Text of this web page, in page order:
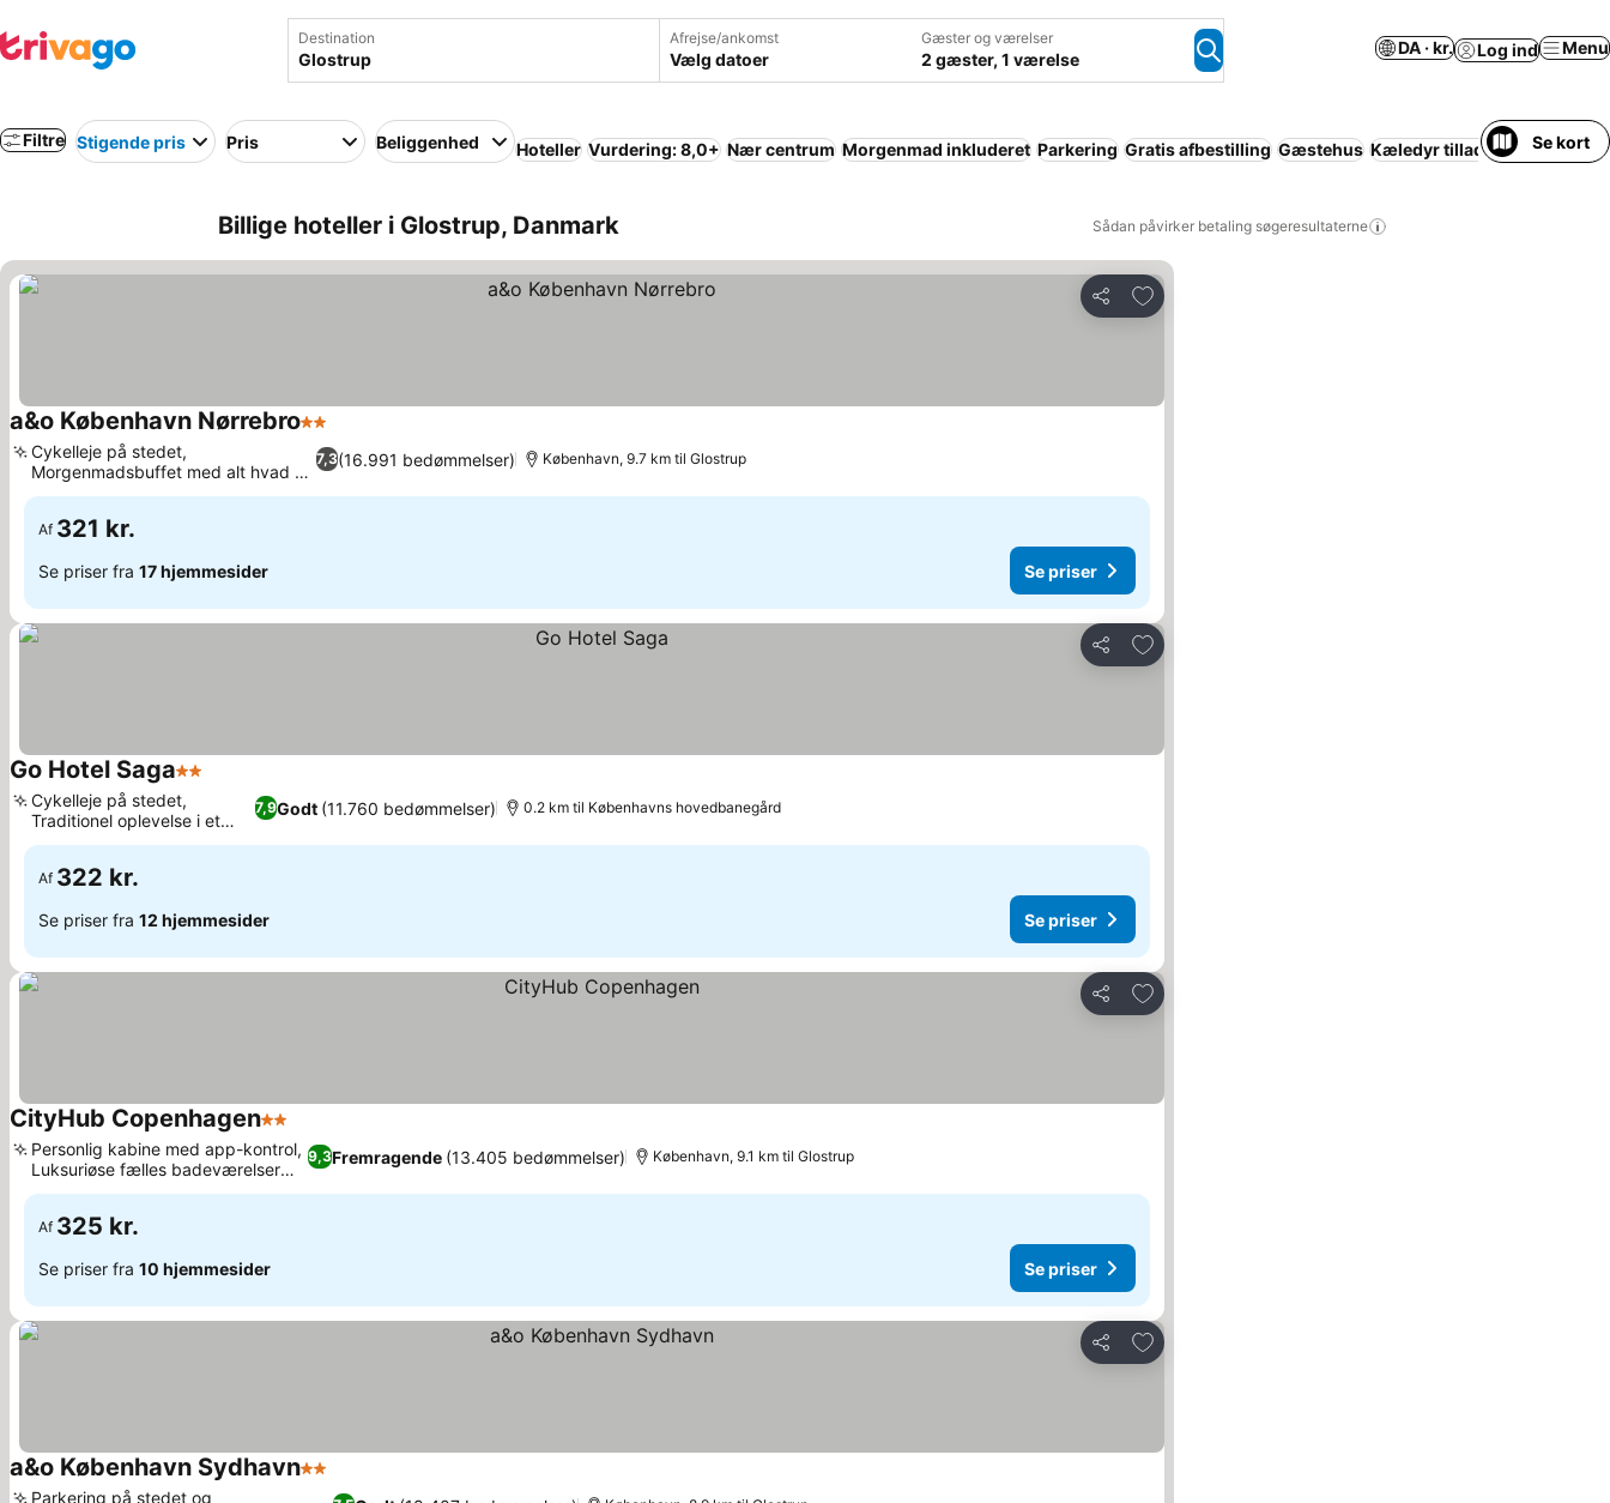
Destination Afrejse/ankomst
Vælg datoer
Gæster og værelser
2 gæster, 1 værelse
DA · kr. Log ind Menu
Filtre Stigende pris Pris Beliggenhed Hoteller Vurdering: 8,0+ Nær centrum Morgenmad inkluderet Parkering Gratis afbestilling Gæstehus Kæledyr tilladt Se kort
Billige hoteller i Glostrup, Danmark Sådan påvirker betaling søgeresultaterne
Del
Føj til favoritter
a&o København Nørrebro2 Stjerner
7,3(16.991 bedømmelser)
Cykelleje på stedet,
Morgenmadsbuffet med alt hvad du
kan spise
København, 9.7 km til Glostrup
Af 321 kr.
Se priser fra 17 hjemmesider Se priser
Del
Føj til favoritter
Go Hotel Saga2 Stjerner
7,9Godt (11.760 bedømmelser)
Cykelleje på stedet,
Traditionel oplevelse i et
byhus
0.2 km til Københavns hovedbanegård
Af 322 kr.
Se priser fra 12 hjemmesider Se priser
Del
Føj til favoritter
CityHub Copenhagen2 Stjerner
9,3Fremragende (13.405 bedømmelser)
Personlig kabine med app-kontrol,
Luksuriøse fælles badeværelser
med sauna
København, 9.1 km til Glostrup
Af 325 kr.
Se priser fra 10 hjemmesider Se priser
Del
Føj til favoritter
a&o København Sydhavn2 Stjerner
Parkering på stedet og